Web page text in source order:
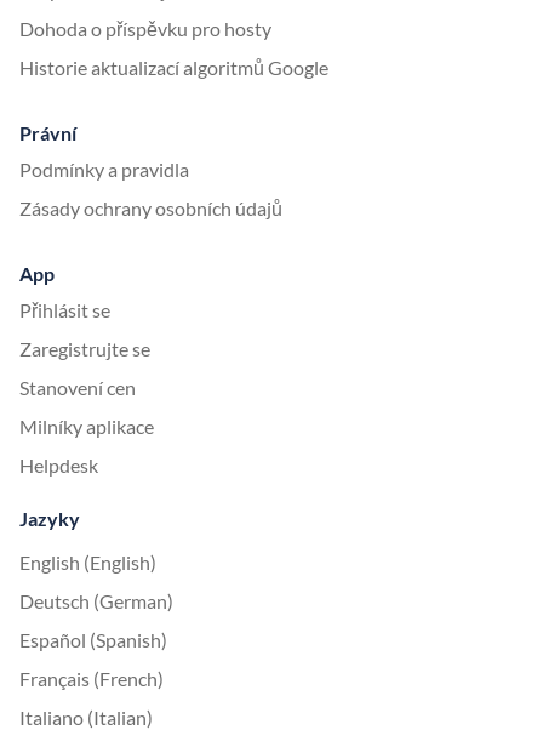
Dohoda o příspěvku pro hosty
Historie aktualizací algoritmů Google
Právní
Podmínky a pravidla
Zásady ochrany osobních údajů
App
Přihlásit se
Zaregistrujte se
Stanovení cen
Milníky aplikace
Helpdesk
Jazyky
English (English)
Deutsch (German)
Español (Spanish)
Français (French)
Italiano (Italian)